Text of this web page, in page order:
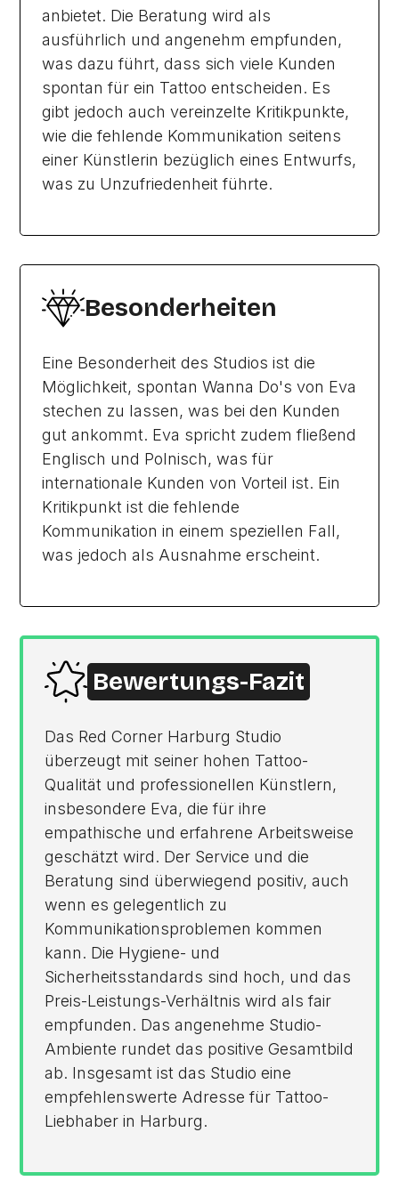
anbietet. Die Beratung wird als
ausführlich und angenehm empfunden,
was dazu führt, dass sich viele Kunden
spontan für ein Tattoo entscheiden. Es
gibt jedoch auch vereinzelte Kritikpunkte,
wie die fehlende Kommunikation seitens
einer Künstlerin bezüglich eines Entwurfs,
was zu Unzufriedenheit führte.
Besonderheiten
Eine Besonderheit des Studios ist die
Möglichkeit, spontan Wanna Do's von Eva
stechen zu lassen, was bei den Kunden
gut ankommt. Eva spricht zudem fließend
Englisch und Polnisch, was für
internationale Kunden von Vorteil ist. Ein
Kritikpunkt ist die fehlende
Kommunikation in einem speziellen Fall,
was jedoch als Ausnahme erscheint.
Bewertungs-Fazit
Das Red Corner Harburg Studio
überzeugt mit seiner hohen Tattoo-
Qualität und professionellen Künstlern,
insbesondere Eva, die für ihre
empathische und erfahrene Arbeitsweise
geschätzt wird. Der Service und die
Beratung sind überwiegend positiv, auch
wenn es gelegentlich zu
Kommunikationsproblemen kommen
kann. Die Hygiene- und
Sicherheitsstandards sind hoch, und das
Preis-Leistungs-Verhältnis wird als fair
empfunden. Das angenehme Studio-
Ambiente rundet das positive Gesamtbild
ab. Insgesamt ist das Studio eine
empfehlenswerte Adresse für Tattoo-
Liebhaber in Harburg.